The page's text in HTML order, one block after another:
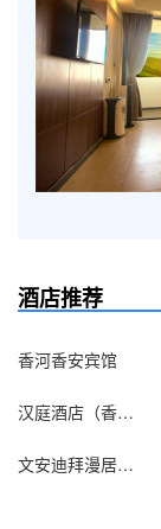
酒店推荐
香河香安宾馆
汉庭酒店（香河家具城店）
文安迪拜漫居主题酒店